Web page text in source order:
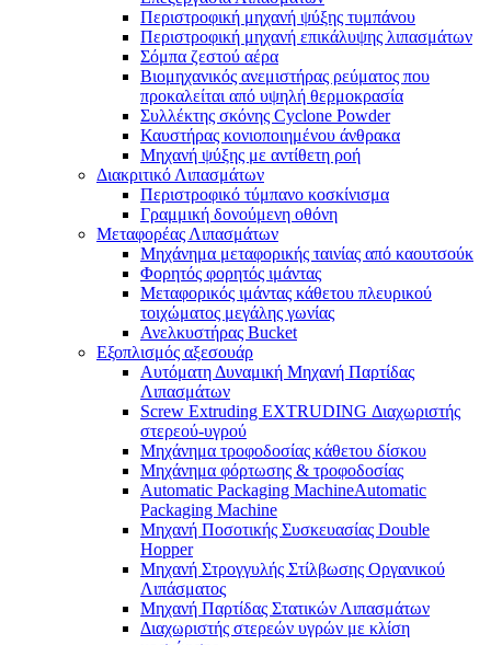
Περιστροφική μηχανή ψύξης τυμπάνου
Περιστροφική μηχανή επικάλυψης λιπασμάτων
Σόμπα ζεστού αέρα
Βιομηχανικός ανεμιστήρας ρεύματος που
προκαλείται από υψηλή θερμοκρασία
Συλλέκτης σκόνης Cyclone Powder
Καυστήρας κονιοποιημένου άνθρακα
Μηχανή ψύξης με αντίθετη ροή
Διακριτικό Λιπασμάτων
Περιστροφικό τύμπανο κοσκίνισμα
Γραμμική δονούμενη οθόνη
Μεταφορέας Λιπασμάτων
Μηχάνημα μεταφορικής ταινίας από καουτσούκ
Φορητός φορητός ιμάντας
Μεταφορικός ιμάντας κάθετου πλευρικού
τοιχώματος μεγάλης γωνίας
Ανελκυστήρας Bucket
Εξοπλισμός αξεσουάρ
Αυτόματη Δυναμική Μηχανή Παρτίδας
Λιπασμάτων
Screw Extruding EXTRUDING Διαχωριστής
στερεού-υγρού
Μηχάνημα τροφοδοσίας κάθετου δίσκου
Μηχάνημα φόρτωσης & τροφοδοσίας
Automatic Packaging MachineAutomatic
Packaging Machine
Μηχανή Ποσοτικής Συσκευασίας Double
Hopper
Μηχανή Στρογγυλής Στίλβωσης Οργανικού
Λιπάσματος
Μηχανή Παρτίδας Στατικών Λιπασμάτων
Διαχωριστής στερεών υγρών με κλίση